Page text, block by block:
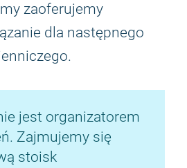
zaoferujemy
dla następnego
jest organizatorem
Zajmujemy się
stoisk